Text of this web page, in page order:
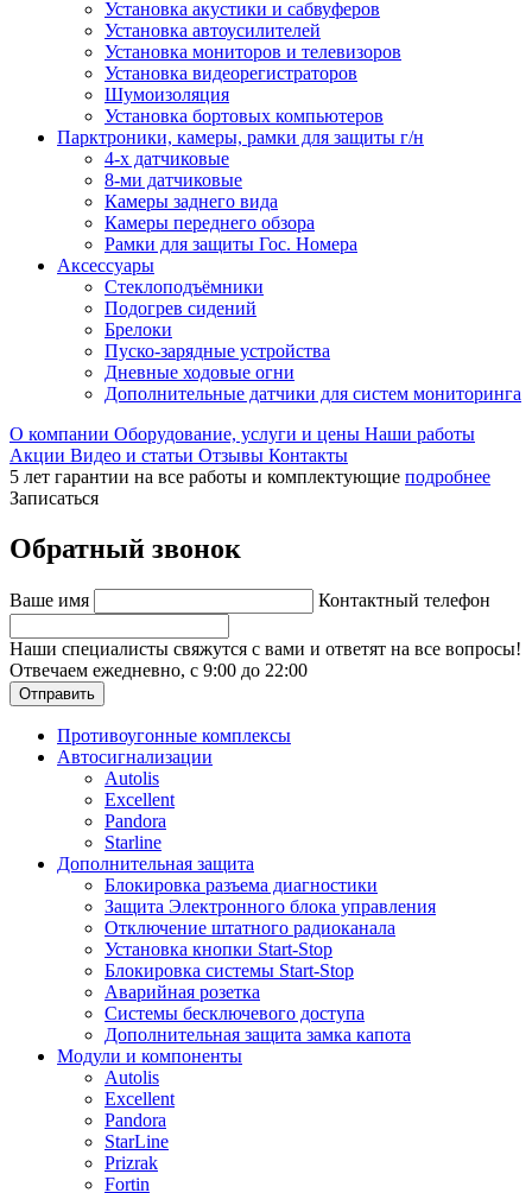
Установка акустики и сабвуферов
Установка автоусилителей
Установка мониторов и телевизоров
Установка видеорегистраторов
Шумоизоляция
Установка бортовых компьютеров
Парктроники, камеры, рамки для защиты г/н
4-х датчиковые
8-ми датчиковые
Камеры заднего вида
Камеры переднего обзора
Рамки для защиты Гос. Номера
Аксессуары
Стеклоподъёмники
Подогрев сидений
Брелоки
Пуско-зарядные устройства
Дневные ходовые огни
Дополнительные датчики для систем мониторинга
О компании Оборудование, услуги и цены Наши работы
Акции Видео и статьи Отзывы Контакты
5 лет гарантии на все работы и комплектующие подробнее
Записаться
Обратный звонок
Ваше имя Контактный телефон
Наши специалисты свяжутся с вами и ответят на все вопросы!
Отвечаем ежедневно, с 9:00 до 22:00
Отправить
Противоугонные комплексы
Автосигнализации
Autolis
Excellent
Pandora
Starline
Дополнительная защита
Блокировка разъема диагностики
Защита Электронного блока управления
Отключение штатного радиоканала
Установка кнопки Start-Stop
Блокировка системы Start-Stop
Аварийная розетка
Системы бесключевого доступа
Дополнительная защита замка капота
Модули и компоненты
Autolis
Excellent
Pandora
StarLine
Prizrak
Fortin